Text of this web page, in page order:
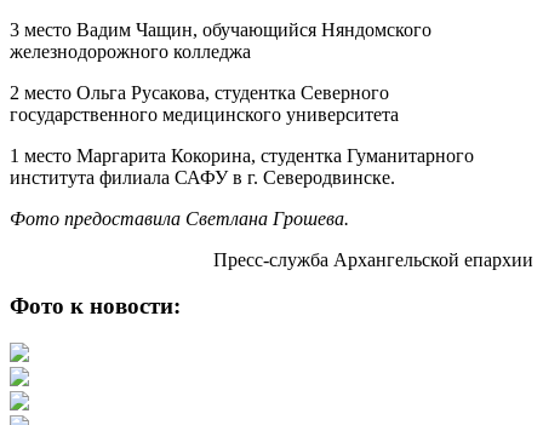
3 место Вадим Чащин, обучающийся Няндомского
железнодорожного колледжа
2 место Ольга Русакова, студентка Северного
государственного медицинского университета
1 место Маргарита Кокорина, студентка Гуманитарного
института филиала САФУ в г. Северодвинске.
Фото предоставила Светлана Грошева.
Пресс-служба Архангельской епархии
Фото к новости: